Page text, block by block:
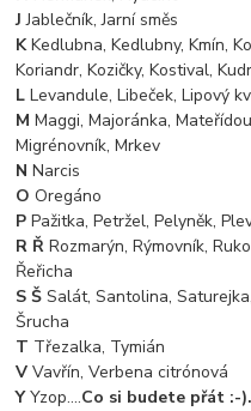
JJablečník, Jarní směs
KKedlubna, Kedlubny, Kmín,
Koriandr, Kozičky, Kostival,
LLevandule, Libeček, Lipový
MMaggi, Majoránka,
Migrénovník, Mrkev
NNarcis
OOregáno
PPažitka, Petržel, Pelyněk,
R ŘRozmarýn, Rýmovník,
Řeřicha
S ŠSalát, Santolina,
Šrucha
T Třezalka, Tymián
V Vavřín, Verbena citrónová
YYzop....Co si budete přát :-).